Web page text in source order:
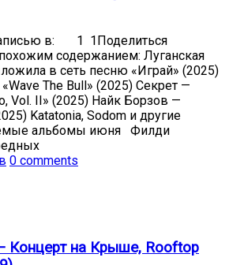
в: 1 1Поделиться
содержанием: Луганская
в сеть песню «Играй» (2025)
The Bull» (2025) Секрет —
Vol. II» (2025) Найк Борзов —
Katatonia, Sodom и другие
альбомы июня Филди
0 comments
Концерт на Крыше, Rooftop